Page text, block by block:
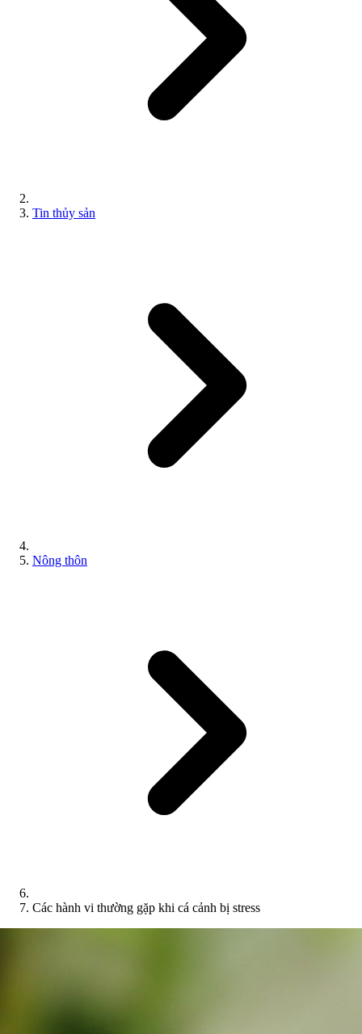
Tin thủy sản
Nông thôn
Các hành vi thường gặp khi cá cảnh bị stress